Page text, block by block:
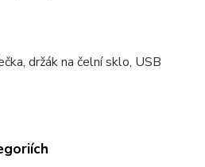
držák na čelní sklo, USB